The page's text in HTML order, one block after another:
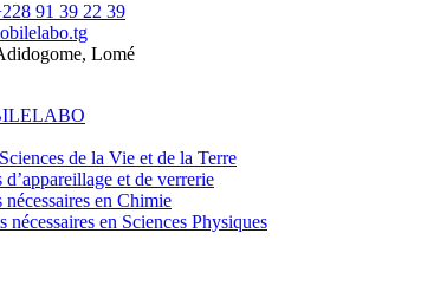
91 39 22 39
Lomé
de la Vie et de la Terre
d’appareillage et de verrerie
nécessaires en Chimie
nécessaires en Sciences Physiques